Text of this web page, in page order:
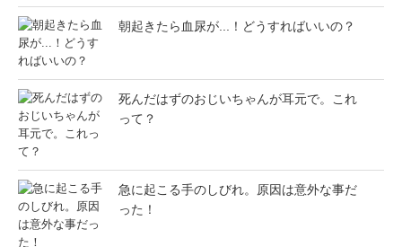
朝起きたら血尿が...！どうすればいいの？
死んだはずのおじいちゃんが耳元で。これ
って？
急に起こる手のしびれ。原因は意外な事だ
った！